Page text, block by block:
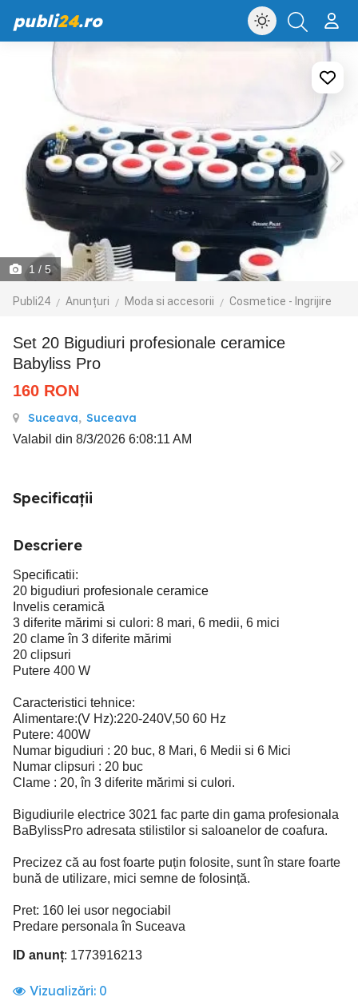
publi24.ro
1 / 5
Publi24 Anunțuri Moda si accesorii Cosmetice - Ingrijire
Set 20 Bigudiuri profesionale ceramice
Babyliss Pro
160 RON
Suceava, Suceava
Valabil din 8/3/2026 6:08:11 AM
Specificații
Descriere
Specificatii:
20 bigudiuri profesionale ceramice
Invelis ceramică
3 diferite mărimi si culori: 8 mari, 6 medii, 6 mici
20 clame în 3 diferite mărimi
20 clipsuri
Putere 400 W
Caracteristici tehnice:
Alimentare:(V Hz):220-240V,50 60 Hz
Putere: 400W
Numar bigudiuri : 20 buc, 8 Mari, 6 Medii si 6 Mici
Numar clipsuri : 20 buc
Clame : 20, în 3 diferite mărimi si culori.
Bigudiurile electrice 3021 fac parte din gama profesionala
BaBylissPro adresata stilistilor si saloanelor de coafura.
Precizez că au fost foarte puțin folosite, sunt în stare foarte
bună de utilizare, mici semne de folosință.
Pret: 160 lei usor negociabil
Predare personala în Suceava
ID anunț: 1773916213
Vizualizări: 0